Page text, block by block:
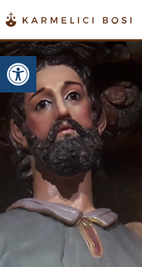
Otwórz pasek narzędzi